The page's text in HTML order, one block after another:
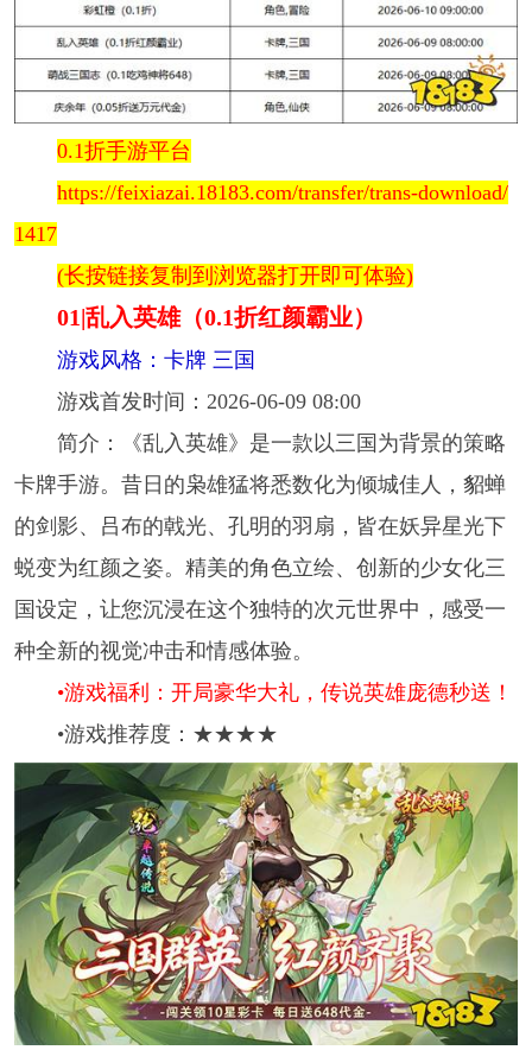
0.1折手游平台
https://feixiazai.18183.com/transfer/trans-download/
1417
(长按链接复制到浏览器打开即可体验)
01|乱入英雄（0.1折红颜霸业）
游戏风格：卡牌 三国
游戏首发时间：2026-06-09 08:00
简介：《乱入英雄》是一款以三国为背景的策略
卡牌手游。昔日的枭雄猛将悉数化为倾城佳人，貂蝉
的剑影、吕布的戟光、孔明的羽扇，皆在妖异星光下
蜕变为红颜之姿。精美的角色立绘、创新的少女化三
国设定，让您沉浸在这个独特的次元世界中，感受一
种全新的视觉冲击和情感体验。
•游戏福利：开局豪华大礼，传说英雄庞德秒送！
•游戏推荐度：★★★★